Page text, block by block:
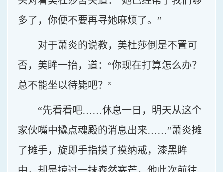
多了，你便不要再寻她麻烦了。”
对于萧炎的说教，美杜莎倒是不置可
否，美眸一抬，道：“你现在打算怎么办？
总不能坐以待毙吧？”
“先看看吧……休息一日，明天从这个
家伙嘴中撬点魂殿的消息出来……”萧炎摊
了摊手，旋即手指摸了摸纳戒，漆黑眸